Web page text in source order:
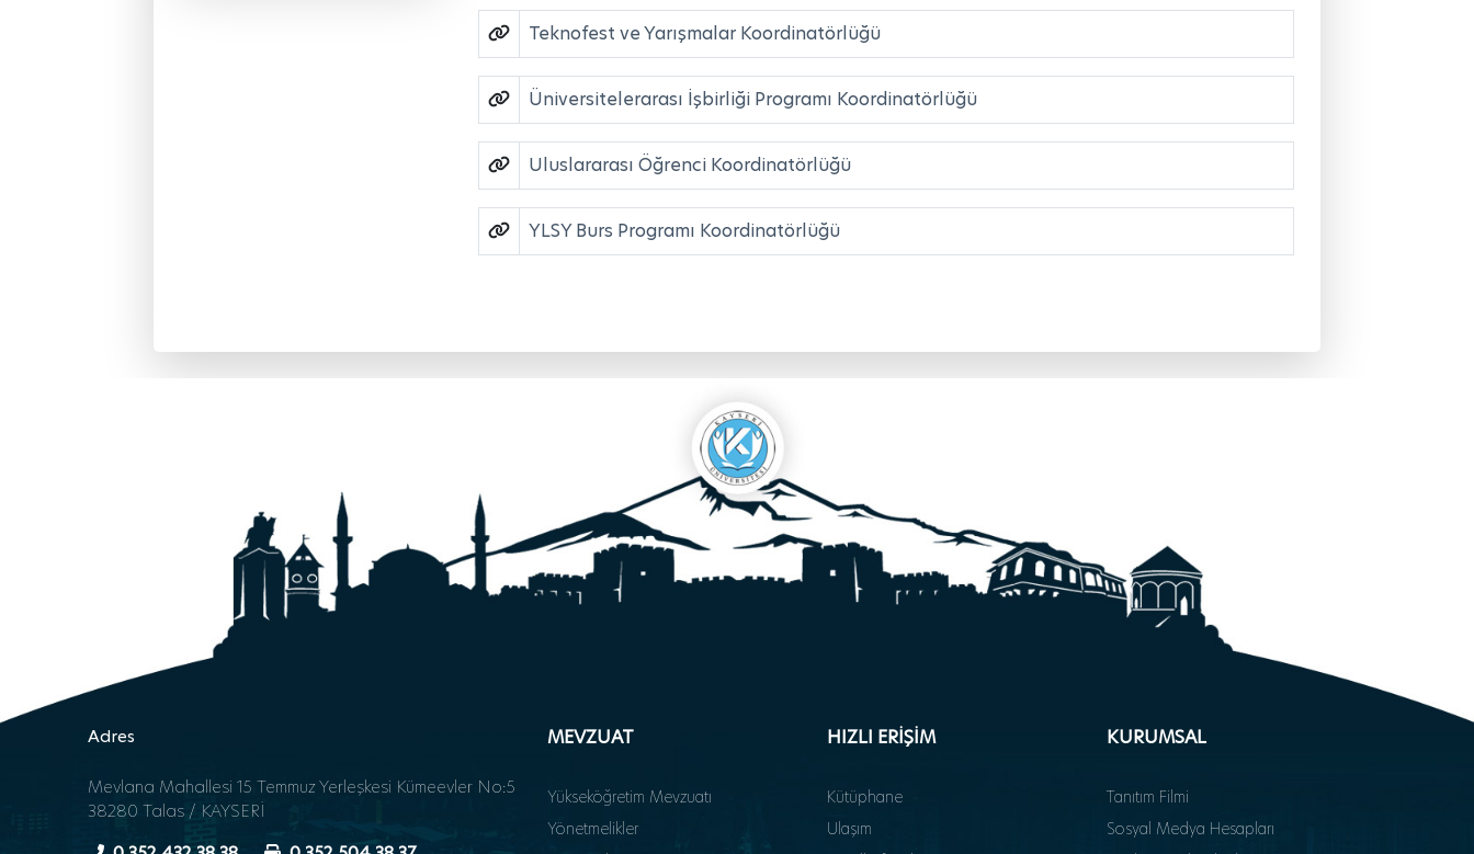
Teknofest ve Yarışmalar Koordinatörlüğü
Üniversitelerarası İşbirliği Programı Koordinatörlüğü
Uluslararası Öğrenci Koordinatörlüğü
YLSY Burs Programı Koordinatörlüğü
Adres
Mevlana Mahallesi 15 Temmuz Yerleşkesi Kümeevler No:5
38280 Talas / KAYSERİ
MEVZUAT
Yükseköğretim Mevzuatı
Yönetmelikler
HIZLI ERİŞİM
Kütüphane
Ulaşım
KURUMSAL
Tanıtım Filmi
Sosyal Medya Hesapları